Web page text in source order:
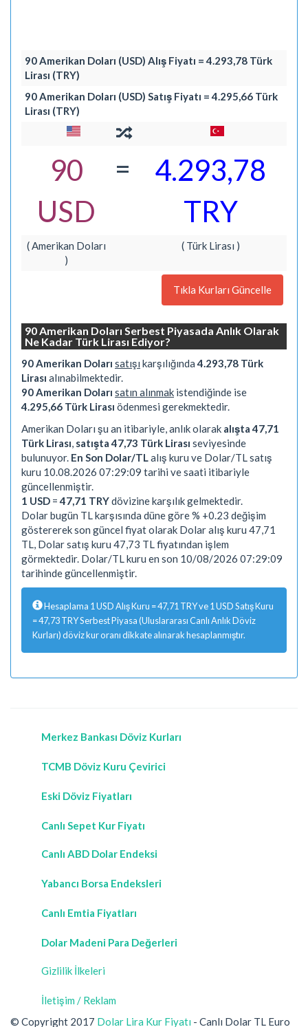
90 Amerikan Doları (USD) Alış Fiyatı = 4.293,78 Türk
Lirası (TRY)
90 Amerikan Doları (USD) Satış Fiyatı = 4.295,66 Türk
Lirası (TRY)
90
USD
=
4.293,78
TRY
( Amerikan Doları
)
( Türk Lirası )
Tıkla Kurları Güncelle
90 Amerikan Doları Serbest Piyasada Anlık Olarak
Ne Kadar Türk Lirası Ediyor?
90 Amerikan Doları satışı karşılığında4.293,78 Türk
Lirası alınabilmektedir.
90 Amerikan Doları satın alınmak istendiğinde ise
4.295,66 Türk Lirası ödenmesi gerekmektedir.
Amerikan Doları şu an itibariyle, anlık olarak alışta 47,71
Türk Lirası satışta 47,73 Türk Lirası seviyesinde
bulunuyor. En Son Dolar/TL alış kuru ve Dolar/TL satış
kuru 10.08.2026 07:29:09 tarihi ve saati itibariyle
güncellenmiştir.
1 USD =47,71 TRYdövizine karşılık gelmektedir.
Dolar bugün TL karşısında düne göre % +0.23 değişim
göstererek son güncel fiyat olarak Dolar alış kuru 47,71
TL, Dolar satış kuru 47,73 TL fiyatından işlem
görmektedir. Dolar/TL kuru en son 10/08/2026 07:29:09
tarihinde güncellenmiştir.
Hesaplama 1 USD Alış Kuru = 47,71 TRY ve 1 USD Satış Kuru
= 47,73 TRY Serbest Piyasa (Uluslararası Canlı Anlık Döviz
Kurları) döviz kur oranı dikkate alınarak hesaplanmıştır.
Merkez Bankası Döviz Kurları
TCMB Döviz Kuru Çevirici
Eski Döviz Fiyatları
Canlı Sepet Kur Fiyatı
Canlı ABD Dolar Endeksi
Yabancı Borsa Endeksleri
Canlı Emtia Fiyatları
Dolar Madeni Para Değerleri
Gizlilik İlkeleri
İletişim / Reklam
© Copyright 2017 Dolar Lira Kur Fiyatı - Canlı Dolar TL Euro